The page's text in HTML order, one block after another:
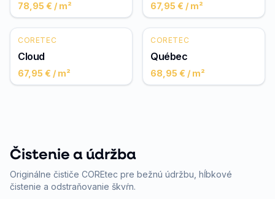
78,95 € / m² 67,95 € / m²
CORETEC
Cloud
67,95 € / m²
CORETEC
Québec
68,95 € / m²
Čistenie a údržba
Originálne čističe COREtec pre bežnú údržbu, hĺbkové
čistenie a odstraňovanie škvŕn.